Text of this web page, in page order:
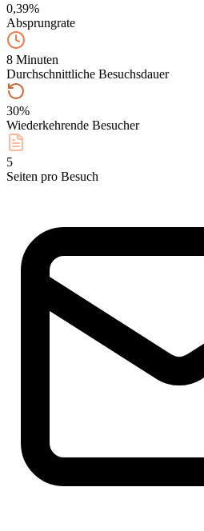
0,39%
Absprungrate
8 Minuten
Durchschnittliche Besuchsdauer
30%
Wiederkehrende Besucher
5
Seiten pro Besuch